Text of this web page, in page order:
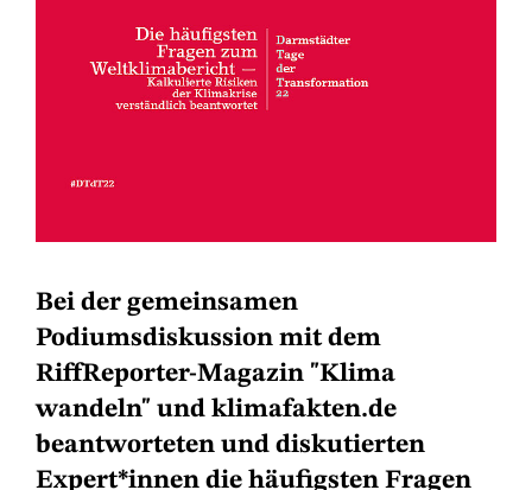
Bei der gemeinsamen
Podiumsdiskussion mit dem
RiffReporter-Magazin "Klima
wandeln" und klimafakten.de
beantworteten und diskutierten
Expert*innen die häufigsten Fragen